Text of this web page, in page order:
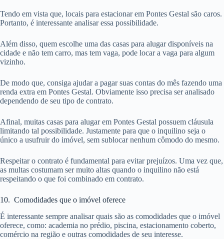
Tendo em vista que, locais para estacionar em Pontes Gestal são caros.
Portanto, é interessante analisar essa possibilidade.
Além disso, quem escolhe uma das casas para alugar disponíveis na
cidade e não tem carro, mas tem vaga, pode locar a vaga para algum
vizinho.
De modo que, consiga ajudar a pagar suas contas do mês fazendo uma
renda extra em Pontes Gestal. Obviamente isso precisa ser analisado
dependendo de seu tipo de contrato.
Afinal, muitas casas para alugar em Pontes Gestal possuem cláusula
limitando tal possibilidade. Justamente para que o inquilino seja o
único a usufruir do imóvel, sem sublocar nenhum cômodo do mesmo.
Respeitar o contrato é fundamental para evitar prejuízos. Uma vez que,
as multas costumam ser muito altas quando o inquilino não está
respeitando o que foi combinado em contrato.
10. Comodidades que o imóvel oferece
É interessante sempre analisar quais são as comodidades que o imóvel
oferece, como: academia no prédio, piscina, estacionamento coberto,
comércio na região e outras comodidades de seu interesse.